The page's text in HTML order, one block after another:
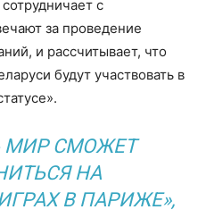
с
за проведение
и рассчитывает, что
будут участвовать в
МИР СМОЖЕТ
НА
В ПАРИЖЕ»,